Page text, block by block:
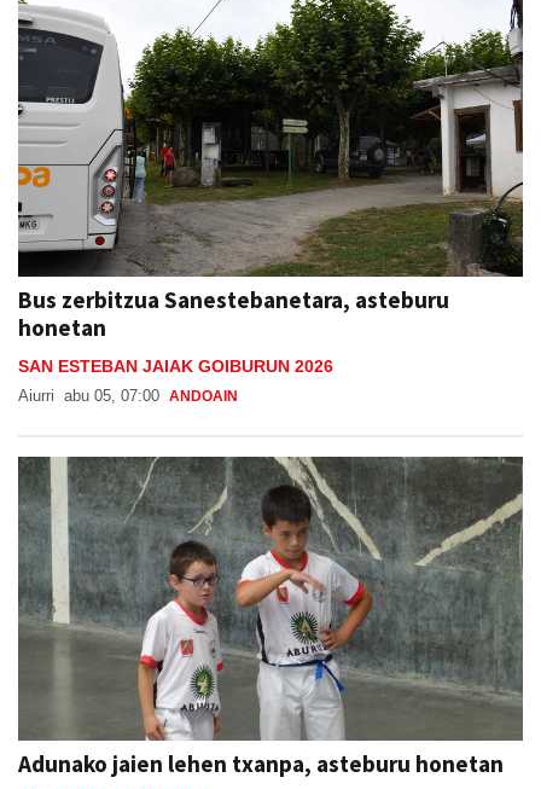
Bus zerbitzua Sanestebanetara, asteburu
honetan
SAN ESTEBAN JAIAK GOIBURUN 2026
Aiurri abu 05, 07:00 ANDOAIN
Adunako jaien lehen txanpa, asteburu honetan